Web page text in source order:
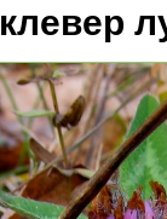
клевер